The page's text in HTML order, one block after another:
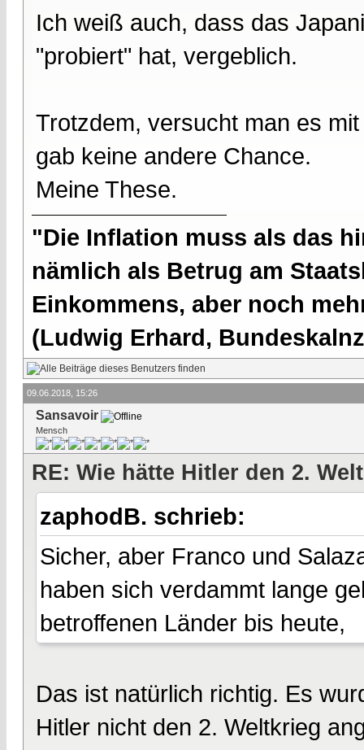
Ich weiß auch, dass das
"probiert" hat, vergeblich.
Trotzdem, versucht man es
gab keine andere Chance.
Meine These.
"Die Inflation muss als das
nämlich als Betrug am
Einkommens, aber noch
(Ludwig Erhard,
09.06.2018, 15:26
Sansavoir
Mensch
RE: Wie hätte Hitler den 2.
zaphodB. schrieb:
Sicher, aber Franco und
haben sich verdammt lange
betroffenen Länder bis heute,
Das ist natürlich richtig. Es
Hitler nicht den 2. Weltkrieg